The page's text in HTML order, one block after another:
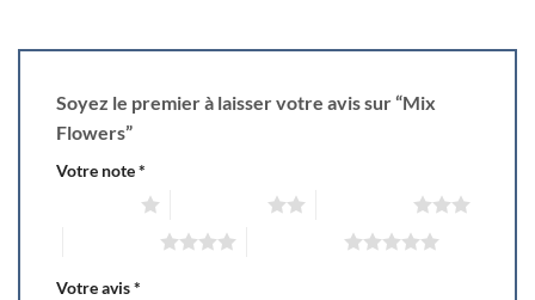
Soyez le premier à laisser votre avis sur “Mix
Flowers”
Votre note*
Votre avis*